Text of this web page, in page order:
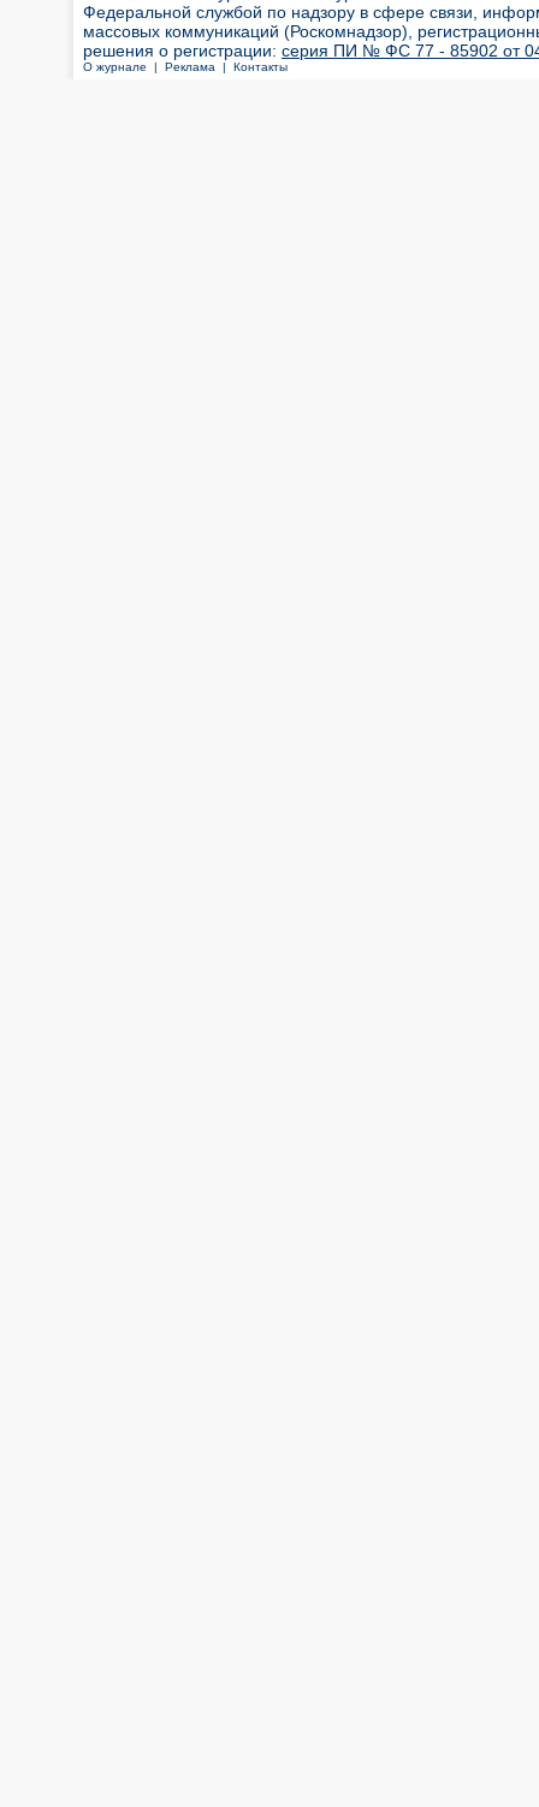
Федеральной службой по надзору в сфере связи,
массовых коммуникаций (Роскомнадзор),
решения о регистрации: серия ПИ № ФС 77 - 85902 от 04
О журнале | Реклама | Контакты